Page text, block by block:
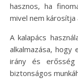
hasznos, ha
mivel nem
A kalapács
alkalmazása, hogy
irány és
biztonságos